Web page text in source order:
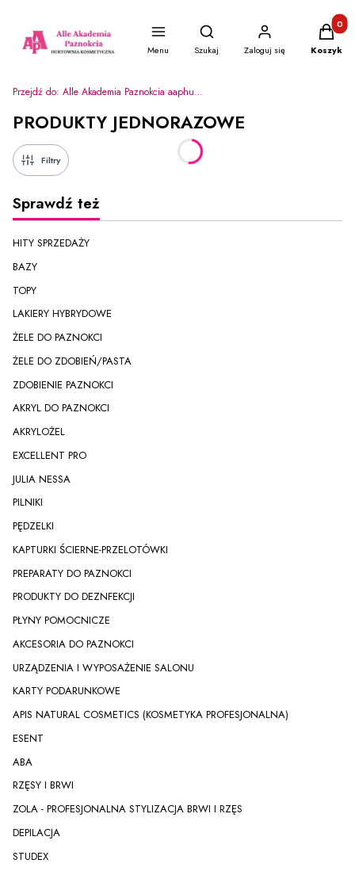
Menu
Otwórz wyszukiwarkę
Szukaj Zaloguj się Koszyk
Przejdź do: Alle Akademia Paznokcia aaphurt.pl
PRODUKTY JEDNORAZOWE
Filtry
Sprawdź też
HITY SPRZEDAŻY
BAZY
TOPY
LAKIERY HYBRYDOWE
ŻELE DO PAZNOKCI
ŻELE DO ZDOBIEŃ/PASTA
ZDOBIENIE PAZNOKCI
AKRYL DO PAZNOKCI
AKRYLOŻEL
EXCELLENT PRO
JULIA NESSA
PILNIKI
PĘDZELKI
KAPTURKI ŚCIERNE-PRZELOTÓWKI
PREPARATY DO PAZNOKCI
PRODUKTY DO DEZNFEKCJI
PŁYNY POMOCNICZE
AKCESORIA DO PAZNOKCI
URZĄDZENIA I WYPOSAŻENIE SALONU
KARTY PODARUNKOWE
APIS NATURAL COSMETICS (KOSMETYKA PROFESJONALNA)
ESENT
ABA
RZĘSY I BRWI
ZOLA - PROFESJONALNA STYLIZACJA BRWI I RZĘS
DEPILACJA
STUDEX